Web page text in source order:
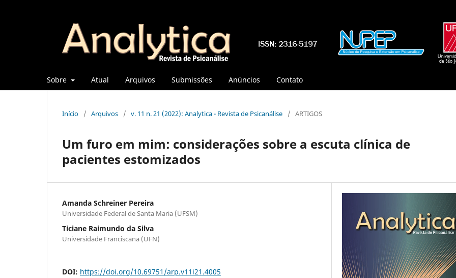
Sobre Atual Arquivos Submissões Anúncios Contato
Início / Arquivos / v. 11 n. 21 (2022): Analytica - Revista de Psicanálise / ARTIGOS
Um furo em mim: considerações sobre a escuta clínica de
pacientes estomizados
Amanda Schreiner Pereira
Universidade Federal de Santa Maria (UFSM)
Ticiane Raimundo da Silva
Universidade Franciscana (UFN)
DOI: https://doi.org/10.69751/arp.v11i21.4005